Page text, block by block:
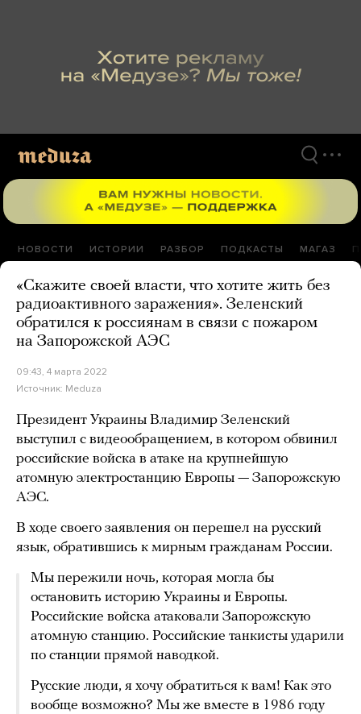
НОВОСТИ ИСТОРИИ РАЗБОР ПОДКАСТЫ МАГАЗ
«Скажите своей власти, что хотите жить без
радиоактивного заражения». Зеленский
обратился к россиянам в связи с пожаром
на Запорожской АЭС
09:43, 4 марта 2022
Источник: Meduza
Президент Украины Владимир Зеленский
выступил с видеообращением, в котором обвинил
российские войска в атаке на крупнейшую
атомную электростанцию Европы — Запорожскую
АЭС.
В ходе своего заявления он перешел на русский
язык, обратившись к мирным гражданам России.
Мы пережили ночь, которая могла бы
остановить историю Украины и Европы.
Российские войска атаковали Запорожскую
атомную станцию. Российские танкисты ударили
по станции прямой наводкой.
Русские люди, я хочу обратиться к вам! Как это
вообще возможно? Мы же вместе в 1986 году